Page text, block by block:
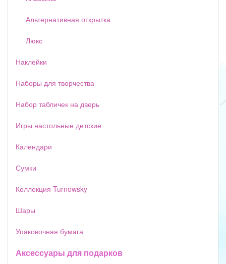
Альтернативная открытка
Люкс
Наклейки
Наборы для творчества
Набор табличек на дверь
Игры настольные детские
Календари
Сумки
Коллекция Turnowsky
Шары
Упаковочная бумага
Аксессуары для подарков